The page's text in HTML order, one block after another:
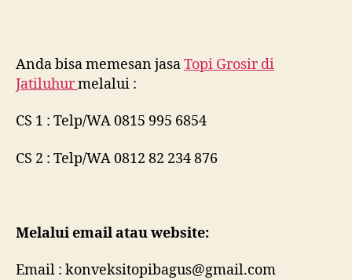
Anda bisa memesan jasaTopi Grosir di
Jatiluhurmelalui :
CS 1 : Telp/WA 0815 995 6854
CS 2 : Telp/WA 0812 82 234 876
Melalui email atau website:
Email : konveksitopibagus@gmail.com